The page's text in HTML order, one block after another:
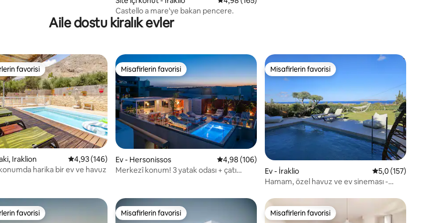
Castello a mare'ye bakan pencere.
Aile dostu kiralık evler
puan, 131 değerlendirme
favorilerinden en beğenilenler arasında
favorisi
Iraklion 5 üzerinden ortalama 4,93 puan, 146 değerlendirme
4,93 (146)
harika bir ev ve havuz
Misafirlerin favorisi
Misafirlerin favorisi
Ev - Hersonissos 5 üzerinden ortalama 4,98 puan, 106 değerlendirme
4,98 (106)
Merkezî konum! 3 yatak odası + çatı
Misafirlerin favorisi
Misafirlerin favorisi
Ev - İraklio 5 üzerinden
5,0 (157)
Hamam, özel havuz ve ev sineması -
favorilerinden en beğenilenler arasında
favorisi Misafirlerin favorisi
Misafirlerin favorisi Misafirlerin favorisi
Misafirlerin favorisi